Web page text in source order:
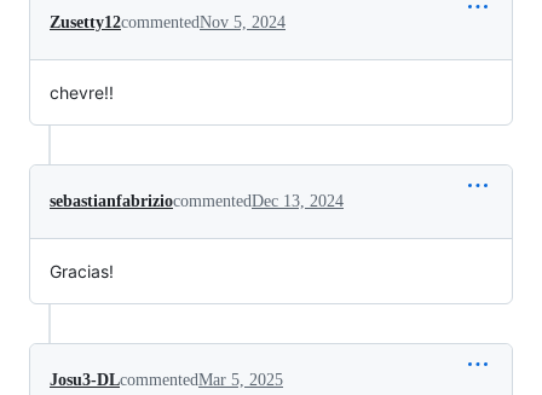
Zusetty12commentedNov 5, 2024
chevre!!
sebastianfabriziocommentedDec 13, 2024
Gracias!
Josu3-DLcommentedMar 5, 2025